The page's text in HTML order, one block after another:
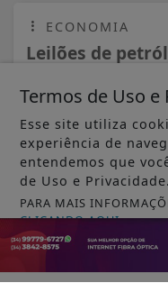
ECONOMIA
Leilões de
Termos de Uso e
Esse site utiliza
experiência de
entendemos que
de Uso e Privacidade.
PARA MAIS
CLICANDO AQUI